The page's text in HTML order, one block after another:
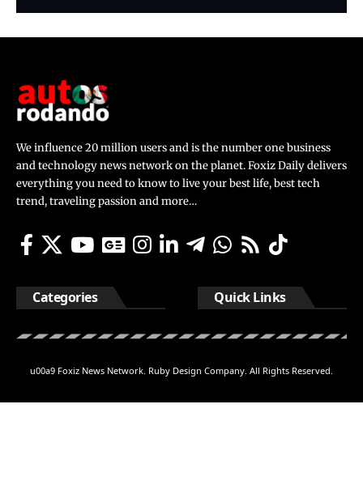
We influence 20 million users and is the number one business
and technology news network on the planet. Foxiz Daily delivers
everything you need to know to live your best life, best tech
trend, traveling passion and more…
Categories Quick Links
u00a9 Foxiz News Network. Ruby Design Company. All Rights Reserved.